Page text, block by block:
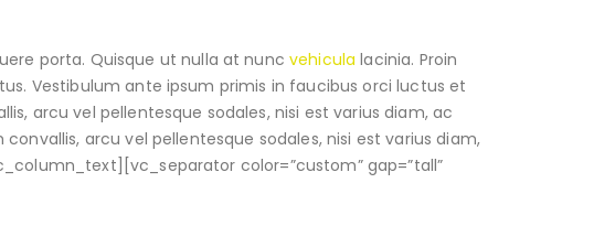
porta. Quisque ut nulla at nuncvehicula lacinia. Proin
Vestibulum ante ipsum primis in faucibus orci luctus et
arcu vel pellentesque sodales, nisi est varius diam, ac
arcu vel pellentesque sodales, nisi est varius diam,
color=”custom” gap=”tall”